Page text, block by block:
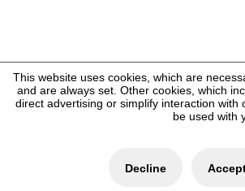
This website uses cookies, which are
and are always set. Other cookies, which
direct advertising or simplify interaction
be used with
Decline